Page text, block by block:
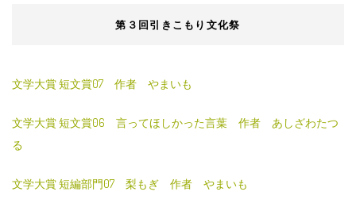
第３回引きこもり文化祭
文学大賞 短文賞07 作者 やまいも
文学大賞 短文賞06 言ってほしかった言葉 作者 あしざわたつ
る
文学大賞 短編部門07 梨もぎ 作者 やまいも